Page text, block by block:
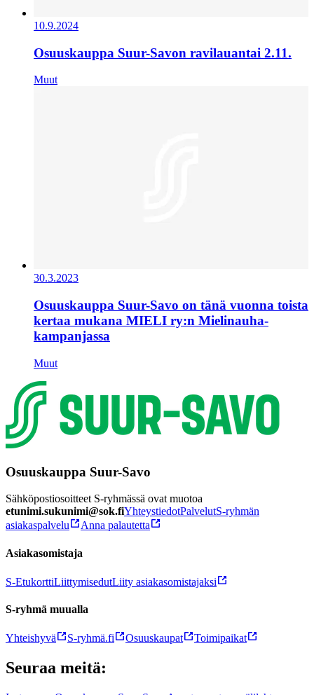
10.9.2024
Osuuskauppa Suur-Savon ravilauantai 2.11.
Muut
30.3.2023
Osuuskauppa Suur-Savo on tänä vuonna toista
kertaa mukana MIELI ry:n Mielinauha-
kampanjassa
Muut
Osuuskauppa Suur-Savo
Sähköpostiosoitteet S-ryhmässä ovat muotoa
etunimi.sukunimi@sok.fiYhteystiedotPalvelutS-ryhmän
asiakaspalvelu
Anna palautetta
Asiakasomistaja
S-EtukorttiLiittymisedutLiity asiakasomistajaksi
S-ryhmä muualla
Yhteishyvä S-ryhmä.fi Osuuskaupat Toimipaikat
Seuraa meitä: